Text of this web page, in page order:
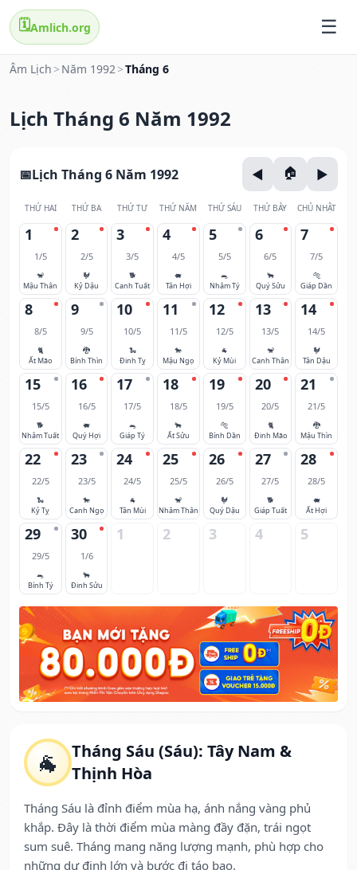
🗓️Amlich.org
Âm Lịch > Năm 1992>Tháng 6
Lịch Tháng 6 Năm 1992
🐐
Tháng Sáu (Sáu): Tây Nam &
Thịnh Hòa
Tháng Sáu là đỉnh điểm mùa hạ, ánh nắng vàng phủ
khắp. Đây là thời điểm mùa màng đầy đặn, trái ngọt
sum suê. Tháng mang năng lượng mạnh, phù hợp cho
những dự định lớn và bước đi táo bạo.
Lịch Tháng 6 Năm 1992
THỨ HAI THỨ BA THỨ TƯ THỨ NĂM THỨ SÁU THỨ BẢY CHỦ NHẬT
1
1/5
🐒
Mậu Thân
2
2/5
🐓
Kỷ Dậu
3
3/5
🐕
Canh Tuất
4
4/5
🐖
Tân Hợi
5
5/5
🐀
Nhâm Tý
6
6/5
🐂
Quý Sửu
7
7/5
🐅
Giáp Dần
8
8/5
🐈
Ất Mão
9
9/5
🐉
Bính Thìn
10
10/5
🐍
Đinh Tỵ
11
11/5
🐎
Mậu Ngọ
12
12/5
🐐
Kỷ Mùi
13
13/5
🐒
Canh Thân
14
14/5
🐓
Tân Dậu
15
15/5
🐕
Nhâm Tuất
16
16/5
🐖
Quý Hợi
17
17/5
🐀
Giáp Tý
18
18/5
🐂
Ất Sửu
19
19/5
🐅
Bính Dần
20
20/5
🐈
Đinh Mão
21
21/5
🐉
Mậu Thìn
22
22/5
🐍
Kỷ Tỵ
23
23/5
🐎
Canh Ngọ
24
24/5
🐐
Tân Mùi
25
25/5
🐒
Nhâm Thân
26
26/5
🐓
Quý Dậu
27
27/5
🐕
Giáp Tuất
28
28/5
🐖
Ất Hợi
29
29/5
🐀
Bính Tý
30
1/6
🐂
Đinh Sửu
1 2 3 4 5